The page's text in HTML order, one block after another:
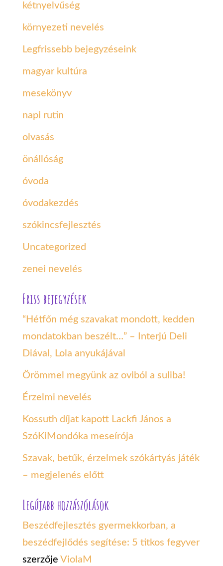
kétnyelvűség
környezeti nevelés
Legfrissebb bejegyzéseink
magyar kultúra
mesekönyv
napi rutin
olvasás
önállóság
óvoda
óvodakezdés
szókincsfejlesztés
Uncategorized
zenei nevelés
Friss bejegyzések
“Hétfőn még szavakat mondott, kedden
mondatokban beszélt…” – Interjú Deli
Diával, Lola anyukájával
Örömmel megyünk az oviból a suliba!
Érzelmi nevelés
Kossuth díjat kapott Lackfi János a
SzóKiMondóka meseírója
Szavak, betűk, érzelmek szókártyás játék
– megjelenés előtt
Legújabb hozzászólások
Beszédfejlesztés gyermekkorban, a
beszédfejlődés segítése: 5 titkos fegyver
szerzője ViolaM